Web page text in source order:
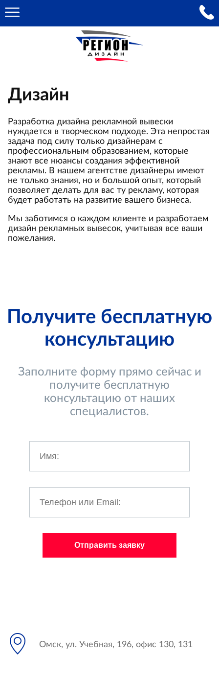
Дизайн
Разработка дизайна рекламной вывески
нуждается в творческом подходе. Эта непростая
задача под силу только дизайнерам с
профессиональным образованием, которые
знают все нюансы создания эффективной
рекламы. В нашем агентстве дизайнеры имеют
не только знания, но и большой опыт, который
позволяет делать для вас ту рекламу, которая
будет работать на развитие вашего бизнеса.
Мы заботимся о каждом клиенте и разработаем
дизайн рекламных вывесок, учитывая все ваши
пожелания.
Получите бесплатную
консультацию
Заполните форму прямо сейчас и
получите бесплатную
консультацию от наших
специалистов.
Омск, ул. Учебная, 196, офис 130, 131